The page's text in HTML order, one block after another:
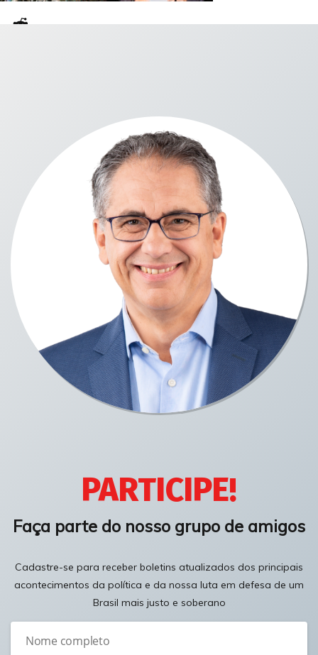
PARTICIPE!
Faça parte do nosso grupo de amigos
Cadastre-se para receber boletins atualizados dos principais
acontecimentos da política e da nossa luta em defesa de um
Brasil mais justo e soberano